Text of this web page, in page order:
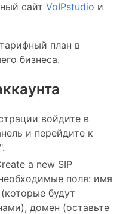
сайт VoIPstudio и
план в
бизнеса.
войдите в
и перейдите к
a new SIP
поля: имя
будут
домен (оставьте